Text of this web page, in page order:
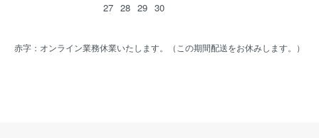
27 28 29 30
赤字：オンライン業務休業いたします。（この期間配送をお休みします。）